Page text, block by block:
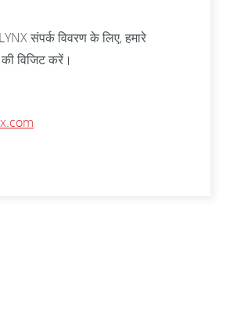
संपर्क विवरण के लिए, हमारे
विजिट करें।